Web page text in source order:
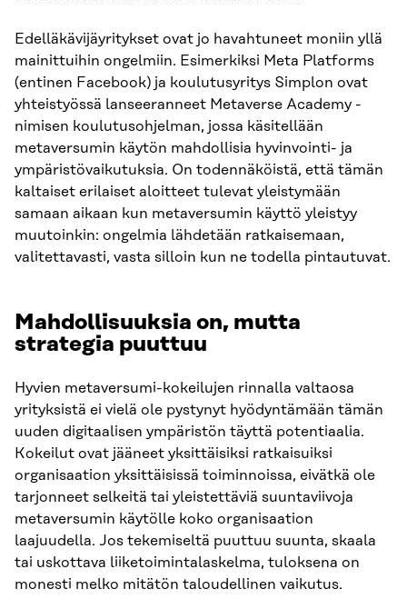
Edelläkävijäyritykset ovat jo havahtuneet moniin yllä
mainittuihin ongelmiin. Esimerkiksi Meta Platforms
(entinen Facebook) ja koulutusyritys Simplon ovat
yhteistyössä lanseeranneet Metaverse Academy -
nimisen koulutusohjelman, jossa käsitellään
metaversumin käytön mahdollisia hyvinvointi- ja
ympäristövaikutuksia. On todennäköistä, että tämän
kaltaiset erilaiset aloitteet tulevat yleistymään
samaan aikaan kun metaversumin käyttö yleistyy
muutoinkin: ongelmia lähdetään ratkaisemaan,
valitettavasti, vasta silloin kun ne todella pintautuvat.
Mahdollisuuksia on, mutta
strategia puuttuu
Hyvien metaversumi-kokeilujen rinnalla valtaosa
yrityksistä ei vielä ole pystynyt hyödyntämään tämän
uuden digitaalisen ympäristön täyttä potentiaalia.
Kokeilut ovat jääneet yksittäisiksi ratkaisuiksi
organisaation yksittäisissä toiminnoissa, eivätkä ole
tarjonneet selkeitä tai yleistettäviä suuntaviivoja
metaversumin käytölle koko organisaation
laajuudella. Jos tekemiseltä puuttuu suunta, skaala
tai uskottava liiketoimintalaskelma, tuloksena on
monesti melko mitätön taloudellinen vaikutus.